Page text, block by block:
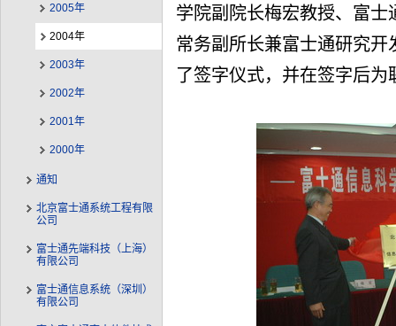
2005年
2004年
2003年
2002年
2001年
2000年
通知
北京富士通系统工程有限
公司
富士通先端科技（上海）
有限公司
富士通信息系统（深圳）
有限公司
学院副院长梅宏教授、富
常务副所长兼富士通研究
了签字仪式，并在签字后为